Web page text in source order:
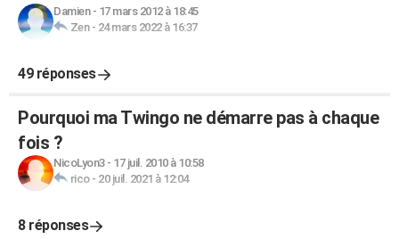
Damien- 17 mars 2012 à 18:45
Zen- 24 mars 2022 à 16:37
49 réponses
Pourquoi ma Twingo ne démarre pas à chaque
fois ?
NicoLyon3- 17 juil. 2010 à 10:58
rico- 20 juil. 2021 à 12:04
8 réponses